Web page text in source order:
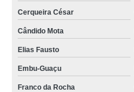
Cerqueira César
Cândido Mota
Elias Fausto
Embu-Guaçu
Franco da Rocha